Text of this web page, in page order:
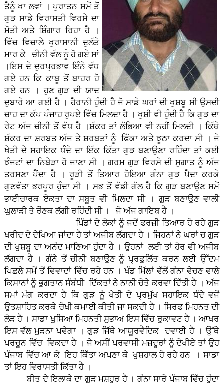
ਤੈਨੂੰ ਖਾ ਲਵਾਂ । ਪੁਰਾਤਨ ਸਮੇਂ ਤੋਂ
ਗੁੜ ਸਾਡੇ ਵਿਰਾਸਤੀ ਵਿਰਸੇ ਦਾ
ਮੋਤੀ ਅਤੇ ਸ਼ਿੰਗਾਰ ਰਿਹਾ ਹੈ ।
ਵਿੱਚ ਵਿਚਾਲੇ ਖੁਰਾਸਾਨੀ ਦੁਲੱਤੇ
ਮਾਰ ਕੇ ਚੀਨੀ ਵੱਲ ਨੂੰ ਹੋ ਗਏ ਸਾਂ
।ਇਸ ਦੇ ਦੁਰਪ੍ਰਭਾਵ ਇੰਨੇ ਵੱਧ
ਗਏ ਹਨ ਕਿ ਕਾਬੂ ਤੋਂ ਬਾਹਰ ਹੋ
ਗਏ ਹਨ । ਹੁਣ ਗੁੜ ਦੀ ਯਾਦ
ਦੁਬਾਰੇ ਆ ਗਈ ਹੈ । ਹੈਰਾਨੀ ਹੁੰਦੀ ਹੈ ਜੋ ਸਾਡੇ ਘਰਾਂ ਦੀ ਖੁਸ਼ਬੂ ਸੀ ਉਸਦੀ
ਚਾਹ ਦਾ ਕੱਪ ਪੰਜਾਹ ਰੁਪਏ ਵਿੱਚ ਮਿਲਦਾ ਹੈ । ਖੁਸ਼ੀ ਵੀ ਹੁੰਦੀ ਹੈ ਕਿ ਗੁੜ ਦਾ
ਰੇਟ ਅੱਜ ਚੀਨੀ ਤੋਂ ਵੱਧ ਹੈ ।ਸ਼ੱਕਰ ਤਾਂ ਲੱਭਿਆ ਵੀ ਨਹੀਂ ਮਿਲਦੀ । ਕਿੱਥੇ
ਸ਼ੱਕਰ ਦਾ ਸ਼ਰਬਤ ਅੱਜ ਤੇ ਸ਼ਰਬਤਾਂ ਨੂੰ ਫਿੱਕਾ ਅਤੇ ਝੂਠਾ ਕਰਦਾ ਸੀ । ਜੇ
ਖੇਤੀ ਦੇ ਸਹਾਇਕ ਧੰੰਦੇ ਦਾ ਇੱਕ ਕਿੱਤਾ ਗੁੜ ਬਣਾਉਣਾ ਰਹਿੰਦਾ ਤਾਂ ਕਈ
ਝੰਜਟਾਂ ਦਾ ਨਿਬੇੜਾ ਹੋ ਜਾਣਾ ਸੀ । ਗਰਮ ਗੁੜ ਵਿਰਸੇ ਦੀ ਸੁਗਾਤ ਨੂੰ ਅੱਜ
ਤਰਸਣਾ ਪੈਂਦਾ ਹੈ । ਰੂੜੀ ਤੋਂ ਤਿਆਰ ਹੋਇਆ ਗੰਨਾ ਗੁੜ ਪੈਦਾ ਕਰਕੇ
ਗੁਣਵੱਤਾ ਭਰਪੂਰ ਹੁੰਦਾ ਸੀ । ਸਭ ਤੋਂ ਵੱਡੀ ਗੱਲ ਹੈ ਕਿ ਗੁੜ ਬਣਾਉਣ ਸਮੇਂ
ਭਾਈਚਾਰਕ ਏਕਤਾ ਦਾ ਸਬੂਤ ਵੀ ਮਿਲਦਾ ਸੀ । ਗੁੜ ਬਣਾਉਣ ਵਾਲੀ
ਘੁਲਾੜੀ ਤੇ ਰੌਣਕ ਲੱਗੀ ਰਹਿੰਦੀ ਸੀ । ਜੋ ਅੱਜ ਗਾਇਬ ਹੈ ।
ਪਿੰਡਾਂ ਦੇ ਲੋਕਾਂ ਨੂੰ ਜਦੋਂ ਫਰਜ਼ੀ ਤਿਆਰ ਹੋ ਰਹੇ ਗੁੜ
ਖਰੀਦ ਦੇ ਦੇਖਿਆ ਜਾਂਦਾ ਹੈ ਤਾਂ ਅਜੀਬ ਲੱਗਦਾ ਹੈ । ਜਿਹਨਾਂ ਨੇ ਘਰਾਂ ਚ ਗੁੜ
ਦੀ ਖੁਸ਼ਬੂ ਦਾ ਅਨੰਦ ਮਾਣਿਆ ਹੁੰਦਾ ਹੈ । ਉਹਨਾਂ ਲਈ ਤਾਂ ਹੋਰ ਵੀ ਅਜੀਬ
ਲੱਗਦਾ ਹੈ । ਗੰਨੇ ਤੋਂ ਚੀਨੀ ਬਣਾਉਣ ਨੂੰ ਪ੍ਰਫੁਲਿੱਤ ਕਰਨ ਲਈ ਉੱਦਮ
ਪਿਛਲੇ ਸਮੇਂ ਤੋਂ ਵਿਵਾਦਾਂ ਵਿੱਚ ਰਹੇ ਹਨ । ਖੰਡ ਮਿੱਲਾਂ ਵੱਲੋਂ ਗੰਨਾ ਵੇਚਣ ਵਾਲੇ
ਕਿਸਾਨਾਂ ਨੂੰ ਭੁਗਤਾਨ ਸੰਬੰਧੀ ਦਿੱਕਤਾਂ ਨੇ ਨਾਨੀ ਚੇਤੇ ਕਰਵਾ ਦਿੱਤੀ ਹੈ । ਅੱਜ
ਸਮਾਂ ਮੰਗ ਕਰਦਾ ਹੈ ਕਿ ਗੁੜ ਨੂੰ ਖੇਤੀ ਦੇ ਪ੍ਰਮੁੱਖ ਸਹਾਇਕ ਧੰਦੇ ਵਜੋਂ
ਉਤਸ਼ਾਹਿਤ ਕਰਕੇ ਚੋਖੀ ਕਮਾਈ ਕੀਤੀ ਜਾ ਸਕਦੀ ਹੈ । ਸਿਰਫ ਮਿਹਨਤ ਦੀ
ਲੋੜ ਹੈ । ਸਾਡਾ ਖੁਸਿਆ ਮਿਹਨਤੀ ਸੁਭਾਅ ਇਸ ਵਿੱਚ ਰੁਕਾਵਟ ਹੈ । ਆਖਰ
ਇਸ ਵੱਲ ਮੁੜਨਾ ਪਵੇਗਾ । ਗੁੜ ਜਿੱਥੇ ਆਯੂਰਵੈਦਿਕ ਦਵਾਈ ਹੈ । ਉੱਥੇ
ਪਰਚੂਨ ਵਿੱਚ ਵਿਕਦਾ ਹੈ । ਜੇ ਅਸੀਂ ਪਰਵਾਸੀ ਮਜ਼ਦੂਰਾਂ ਨੂੰ ਦੇਖੀਏ ਤਾਂ ਉਹ
ਪੰਜਾਬ ਵਿੱਚ ਆ ਕੇ ਇਹ ਕਿੱੱਤਾ ਅਪਣਾ ਕੇ ਖੁਸ਼ਹਾਲ ਹੋ ਰਹੇ ਹਨ । ਸਾਡਾ
ਤਾਂ ਇਹ ਵਿਰਾਸਤੀ ਕਿੱਤਾ ਹੈ ।
ਬੀਤ ਦੇ ਇਲਾਕੇ ਦਾ ਗੁੜ ਮਸ਼ਹੂਰ ਹੈ । ਗੰਨਾ ਸਾਰੇ ਪੰਜਾਬ ਵਿੱਚ ਹੁੰਦਾ